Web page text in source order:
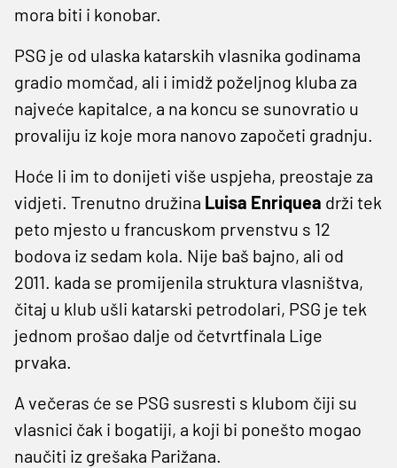
mora biti i konobar.
PSG je od ulaska katarskih vlasnika godinama
gradio momčad, ali i imidž poželjnog kluba za
najveće kapitalce, a na koncu se sunovratio u
provaliju iz koje mora nanovo započeti gradnju.
Hoće li im to donijeti više uspjeha, preostaje za
vidjeti. Trenutno družina Luisa Enriquea drži tek
peto mjesto u francuskom prvenstvu s 12
bodova iz sedam kola. Nije baš bajno, ali od
2011. kada se promijenila struktura vlasništva,
čitaj u klub ušli katarski petrodolari, PSG je tek
jednom prošao dalje od četvrtfinala Lige
prvaka.
A večeras će se PSG susresti s klubom čiji su
vlasnici čak i bogatiji, a koji bi ponešto mogao
naučiti iz grešaka Parižana.